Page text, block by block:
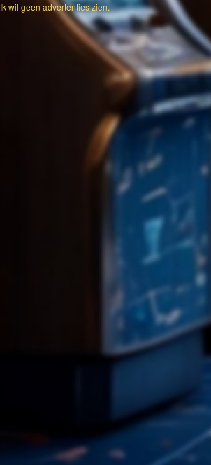
Ik wil geen advertenties zien.